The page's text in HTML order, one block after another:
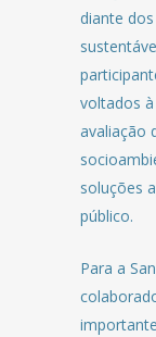
diante
voltados
avaliação
soluções
público.
Para a